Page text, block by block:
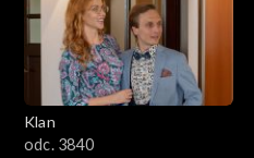
Klan
odc. 3840